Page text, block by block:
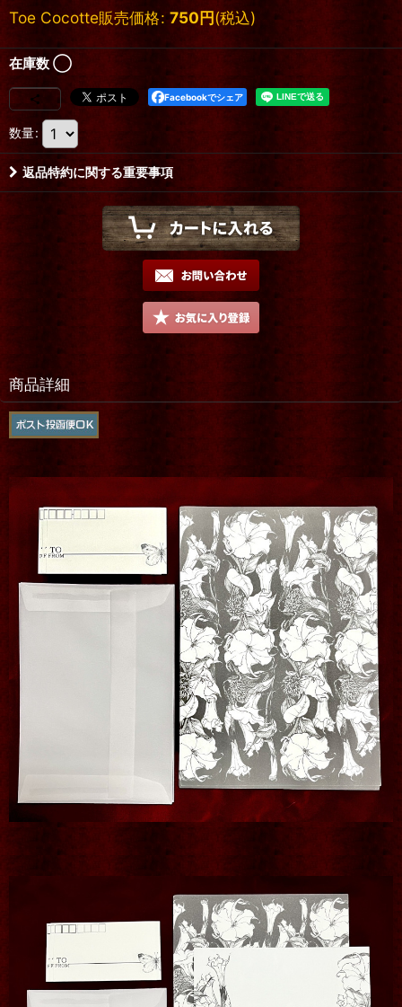
Toe Cocotte販売価格: 750円(税込)
在庫数 ◯
Facebookでシェア
数量:
返品特約に関する重要事項
商品詳細